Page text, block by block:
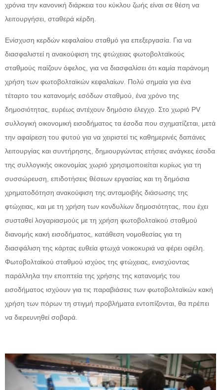
χρόνια την κανονική διάρκεια του κύκλου ζωής είναι σε θέση να
λειτουργήσει, σταθερά κέρδη.
Ενίσχυση κερδών κεφαλαίου σταθμό για επεξεργασία. Για να
διασφαλιστεί η ανακούφιση της φτώχειας φωτοβολταϊκούς
σταθμούς παίζουν όφελος, για να διασφαλίσει ότι καμία παράνομη
χρήση των φωτοβολταϊκών κεφαλαίων. Πολύ σημαία για ένα
τέταρτο του κατανομής εσόδων σταθμού, ένα χρόνο της
δημοσιότητας, ευρέως αντέχουν δημόσιο έλεγχο. Στο χωριό PV
συλλογική οικονομική εισοδήματος τα έσοδα που σχηματίζεται, μετά
την αφαίρεση του φυτού για να χειριστεί τις καθημερινές δαπάνες
λειτουργίας και συντήρησης, δημιουργώντας ετήσιες ανάγκες έσοδα
της συλλογικής οικονομίας χωριό χρησιμοποιείται κυρίως για τη
συσσώρευση, επιδοτήσεις θέσεων εργασίας και τη δημόσια
χρηματοδότηση ανακούφιση της ανταμοιβής διάσωσης της
φτώχειας, και με τη χρήση των κονδυλίων δημοσιότητας, που έχει
συσταθεί λογαριασμούς με τη χρήση φωτοβολταϊκού σταθμού
διανομής κακή εισοδήματος, κατάθεση νομοθεσίας για τη
διασφάλιση της κάρτας ευθεία φτωχά νοικοκυριά να φέρει οφέλη.
Φωτοβολταϊκού σταθμού ισχύος της φτώχειας, ενισχύοντας
παράλληλα την εποπτεία της χρήσης της κατανομής του
εισοδήματος ισχύουν για τις παραβιάσεις των φωτοβολταϊκών κακή
χρήση των πόρων τη στιγμή προβλήματα εντοπίζονται, θα πρέπει
να διερευνηθεί σοβαρά.